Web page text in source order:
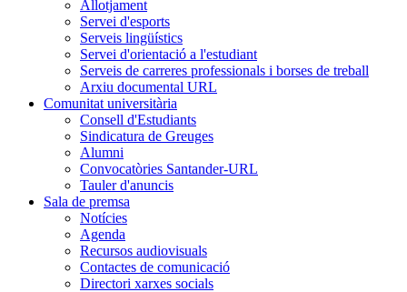
Allotjament
Servei d'esports
Serveis lingüístics
Servei d'orientació a l'estudiant
Serveis de carreres professionals i borses de treball
Arxiu documental URL
Comunitat universitària
Consell d'Estudiants
Sindicatura de Greuges
Alumni
Convocatòries Santander-URL
Tauler d'anuncis
Sala de premsa
Notícies
Agenda
Recursos audiovisuals
Contactes de comunicació
Directori xarxes socials